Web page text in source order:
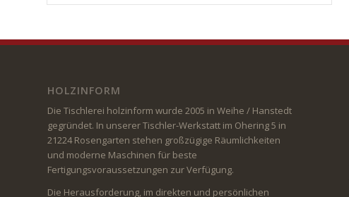
HOLZINFORM
Die Tischlerei holzinform wurde 2005 in Weihe / Hanstedt
gegründet. In unserer Tischler-Werkstatt im Ohering 5 in
21224 Rosengarten stehen großzügige Räumlichkeiten
und moderne Maschinen für beste
Fertigungsvoraussetzungen zur Verfügung.
Die Herausforderung, im direkten und persönlichen